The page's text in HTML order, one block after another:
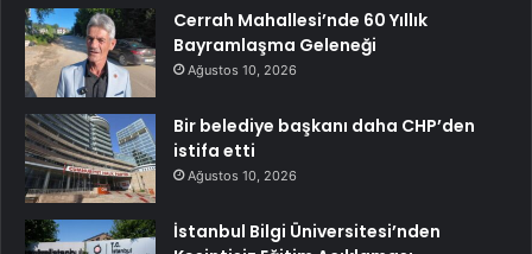
Cerrah Mahallesi’nde 60 Yıllık
Bayramlaşma Geleneği
Ağustos 10, 2026
Bir belediye başkanı daha CHP’den
istifa etti
Ağustos 10, 2026
İstanbul Bilgi Üniversitesi’nden